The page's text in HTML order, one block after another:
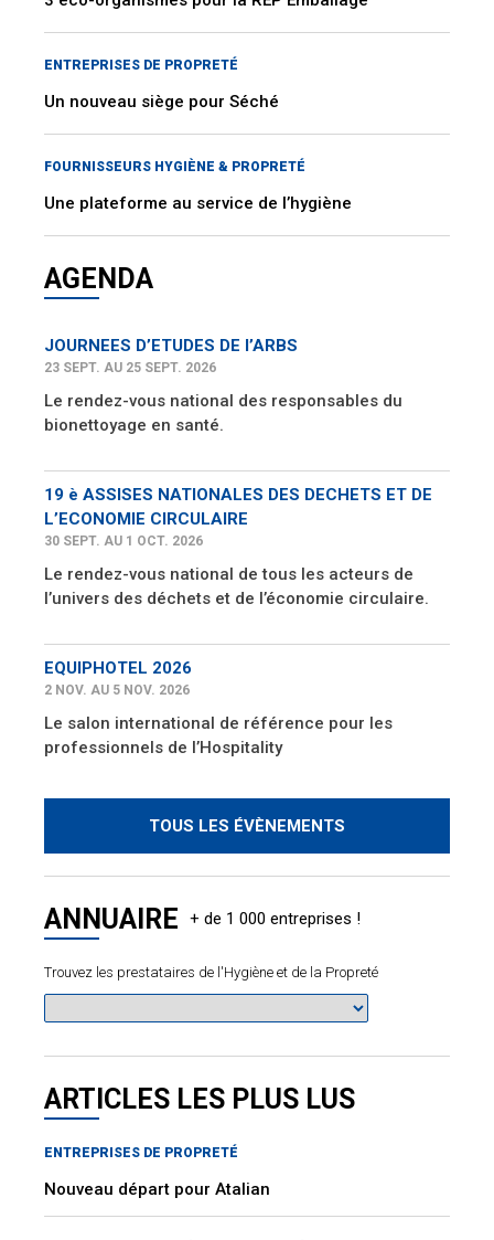
ENTREPRISES DE PROPRETÉ
Un nouveau siège pour Séché
FOURNISSEURS HYGIÈNE & PROPRETÉ
Une plateforme au service de l’hygiène
AGENDA
JOURNEES D’ETUDES DE l’ARBS
23 SEPT. AU 25 SEPT. 2026
Le rendez-vous national des responsables du
bionettoyage en santé.
19 è ASSISES NATIONALES DES DECHETS ET DE
L’ECONOMIE CIRCULAIRE
30 SEPT. AU 1 OCT. 2026
Le rendez-vous national de tous les acteurs de
l’univers des déchets et de l’économie circulaire.
EQUIPHOTEL 2026
2 NOV. AU 5 NOV. 2026
Le salon international de référence pour les
professionnels de l’Hospitality
TOUS LES ÉVÈNEMENTS
ANNUAIRE
Trouvez les prestataires de l'Hygiène et de la Propreté
ARTICLES LES PLUS LUS
ENTREPRISES DE PROPRETÉ
Nouveau départ pour Atalian